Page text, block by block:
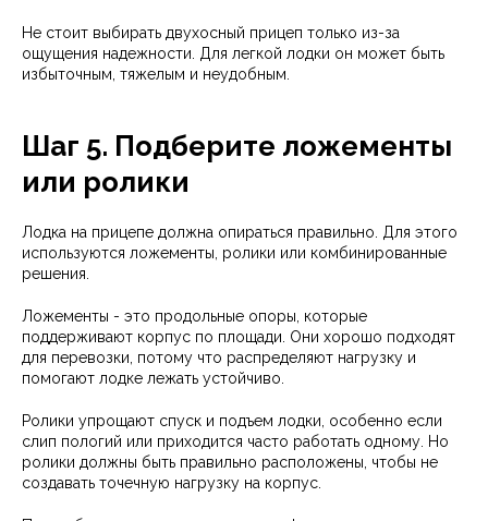
Не стоит выбирать двухосный прицеп только из-за
ощущения надежности. Для легкой лодки он может быть
избыточным, тяжелым и неудобным.
Шаг 5. Подберите ложементы
или ролики
Лодка на прицепе должна опираться правильно. Для этого
используются ложементы, ролики или комбинированные
решения.
Ложементы - это продольные опоры, которые
поддерживают корпус по площади. Они хорошо подходят
для перевозки, потому что распределяют нагрузку и
помогают лодке лежать устойчиво.
Ролики упрощают спуск и подъем лодки, особенно если
слип пологий или приходится часто работать одному. Но
ролики должны быть правильно расположены, чтобы не
создавать точечную нагрузку на корпус.